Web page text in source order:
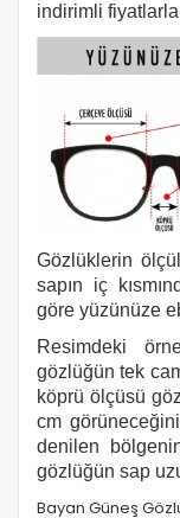
indirimli fiyatlarla
Gözlüklerin
sapın iç
göre yüzünüze
Resimdeki
gözlüğün tek
köprü ölçüsü
cm
denilen
gözlüğün sap
Bayan Güneş